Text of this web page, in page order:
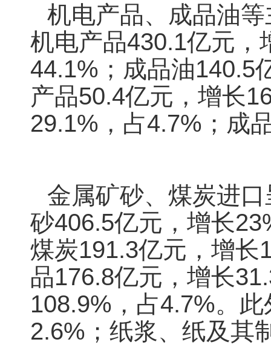
机电产品、成品油
机电产品430.1亿元，
44.1%；成品油140.5
产品50.4亿元，增长
29.1%，占4.7%；成
金属矿砂、煤炭进
砂406.5亿元，增长
煤炭191.3亿元，增长
品176.8亿元，增长
108.9%，占4.7%。
2.6%；纸浆、纸及其